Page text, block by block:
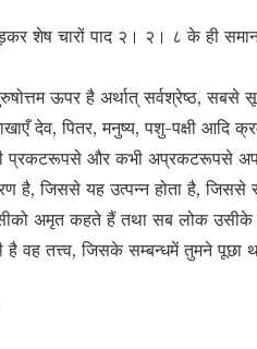
शेष चारों पाद २। २। ८ के ही
ऊपर है अर्थात् सर्वश्रेष्ठ, सबसे
देव, पितर, मनुष्य, पशु-पक्षी आदि
प्रकटरूपसे और कभी अप्रकटरूपसे अपने
जिससे यह उत्पन्न होता है, जिससे
उसीको अमृत कहते हैं तथा सब लोक
है वह तत्त्व, जिसके सम्बन्धमें तुमने पूछा